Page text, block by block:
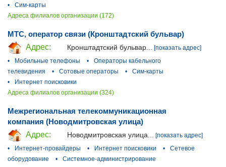
•
Сим-карты
Адреса филиалов организации (172)
МТС, оператор связи (Кронштадтский бульвар)
Адрес:
Кронштадтский бульвар...
[показать адрес]
•
Мобильные телефоны •
Операторы кабельного
телевидения
• Сотовые операторы •
Сим-карты
•
Интернет поисковики
Адреса филиалов организации (324)
Межрегиональная телекоммуникационная
компания (Новодмитровская улица)
Адрес:
Новодмитровская улица...
[показать адрес]
•
Интернет-провайдеры • Интернет поисковики •
Сетевое
оборудование
• Системное-администрирование